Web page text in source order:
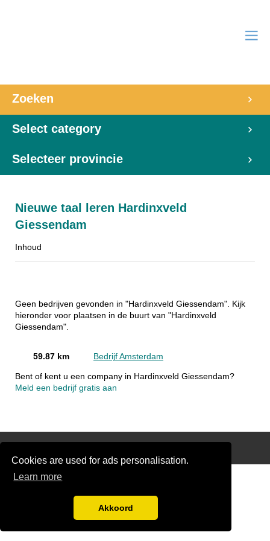
Cookies are used for ads personalisation.
Learn more
Akkoord
Zoeken
Select category
Selecteer provincie
Nieuwe taal leren Hardinxveld
Giessendam
Inhoud
Geen bedrijven gevonden in "Hardinxveld Giessendam". Kijk
hieronder voor plaatsen in de buurt van "Hardinxveld
Giessendam".
59.87 km Bedrijf Amsterdam
Bent of kent u een company in Hardinxveld Giessendam?
Meld een bedrijf gratis aan